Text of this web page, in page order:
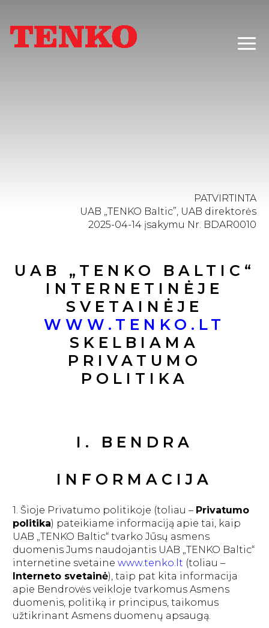
PATVIRTINTA
UAB „TENKO Baltic”, UAB direktorės
2025-04-14 įsakymu Nr. BDAR0010
UAB „TENKO BALTIC“
INTERNETINĖJE
SVETAINĖJE
WWW.TENKO.LT
SKELBIAMA
PRIVATUMO
POLITIKA
I. BENDRA
INFORMACIJA
1. Šioje Privatumo politikoje (toliau – Privatumo
politika) pateikiame informaciją apie tai, kaip
UAB „TENKO Baltic“ tvarko Jūsų asmens
duomenis Jums naudojantis UAB „TENKO Baltic“
internetine svetainewww.tenko.lt (toliau –
Interneto svetainė), taip pat kita informacija
apie Bendrovės veikloje tvarkomus Asmens
duomenis, politiką ir principus, taikomus
užtikrinant Asmens duomenų apsaugą.